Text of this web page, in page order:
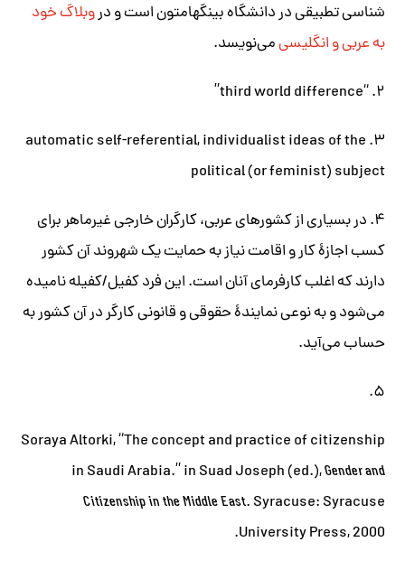
شناسی تطبیقی در دانشگاه بینگهامتون است و دروبلاگ خود
به عربی و انگلیسیمی‌نویسد.
۲. “third world difference”
۳. automatic self-referential, individualist ideas of the
political (or feminist) subject
۴. در بسیاری از کشورهای عربی، کارگران خارجی غیرماهر برای
کسب اجازۀ کار و اقامت نیاز به حمایت یک شهروند آن کشور
دارند که اغلب کارفرمای آنان است. این فرد کفیل/کفیله نامیده
می‌شود و به نوعی نمایندۀ حقوقی و قانونی کارگر در آن کشور به
حساب می‌آید.
۵.
Soraya Altorki, “The concept and practice of citizenship
in Saudi Arabia.” in Suad Joseph (ed.),Gender and
Citizenship in the Middle East. Syracuse: Syracuse
University Press, 2000.